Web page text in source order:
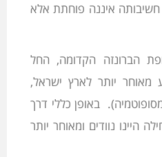
חשיבותה איננה פוחתת אלא
הברונזה הקדומה, החל
מאוחר יותר לארץ ישראל,
באופן כללי דרך
היינו נוודים ומאוחר יותר